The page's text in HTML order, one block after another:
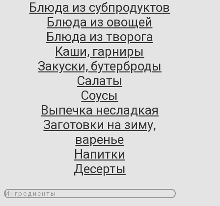
Блюда из субпродуктов
Блюда из овощей
Блюда из творога
Каши, гарниры
Закуски, бутерброды
Салаты
Соусы
Выпечка несладкая
Заготовки на зиму,
варенье
Напитки
Десерты
Ингредиенты